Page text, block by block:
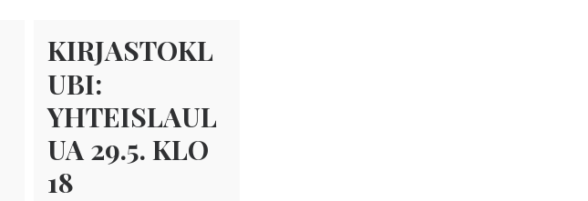
KIRJASTOKL
UBI:
YHTEISLAUL
UA 29.5. KLO
18